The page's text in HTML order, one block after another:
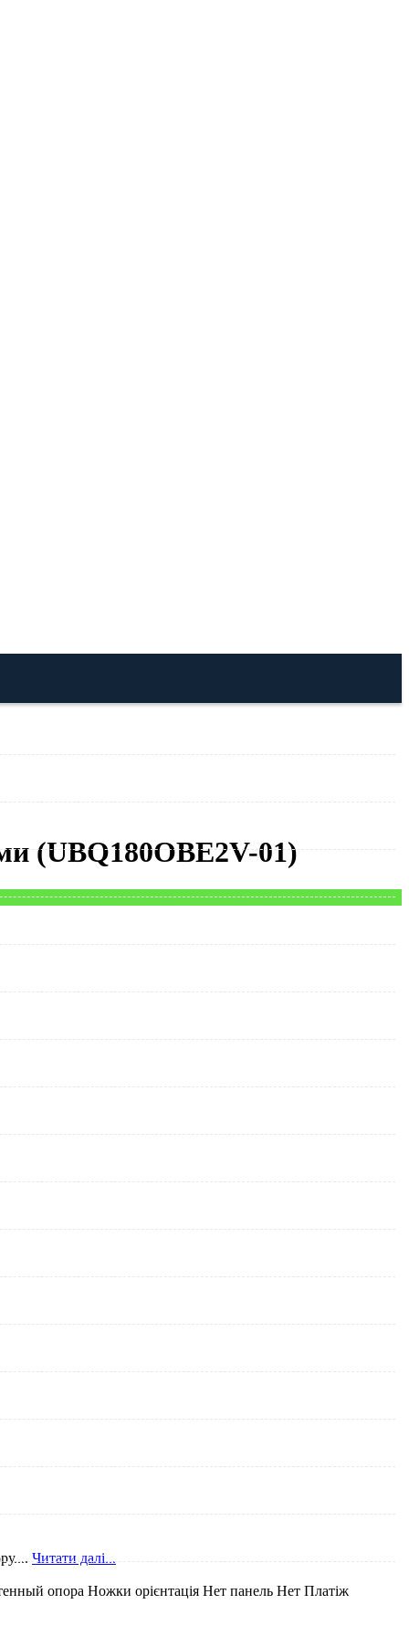
(UBQ180OBE2V-01)
Читати далі...
опора Ножки орієнтація Нет панель Нет Платіж